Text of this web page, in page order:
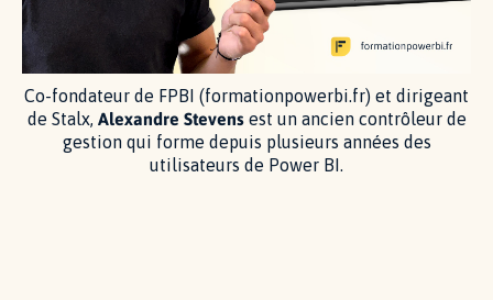
Co-fondateur de FPBI (formationpowerbi.fr) et dirigeant
de Stalx, Alexandre Stevensest un ancien contrôleur de
gestion qui forme depuis plusieurs années des
utilisateurs de Power BI.